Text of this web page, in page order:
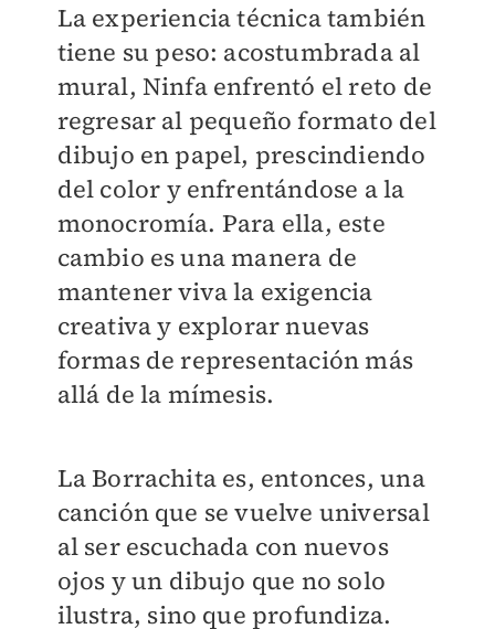
La experiencia técnica también
tiene su peso: acostumbrada al
mural, Ninfa enfrentó el reto de
regresar al pequeño formato del
dibujo en papel, prescindiendo
del color y enfrentándose a la
monocromía. Para ella, este
cambio es una manera de
mantener viva la exigencia
creativa y explorar nuevas
formas de representación más
allá de la mímesis.
La Borrachita es, entonces, una
canción que se vuelve universal
al ser escuchada con nuevos
ojos y un dibujo que no solo
ilustra, sino que profundiza.